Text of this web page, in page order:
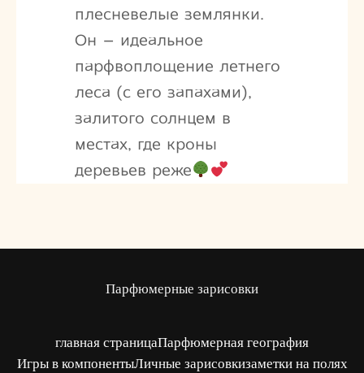
плесневелые землянки.
Он – идеальное
парфвоплощение летнего
леса (с его запахами),
залитого солнцем в
местах, где кроны
деревьев реже
Парфюмерные зарисовки
главная страницаПарфюмерная география
Игры в компонентыЛичные зарисовкизаметки на полях